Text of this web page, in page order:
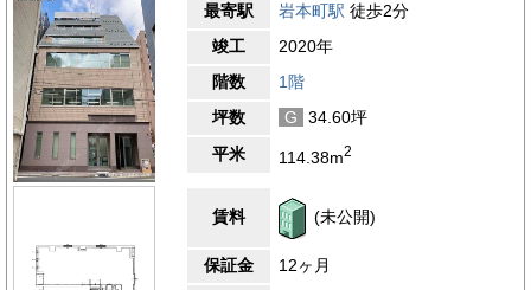
最寄駅 岩本町駅 徒歩2分
竣工
2020年
階数
1階
坪数
G
34.60坪
平米
114.38m2
賃料 (未公開)
保証金
12ヶ月